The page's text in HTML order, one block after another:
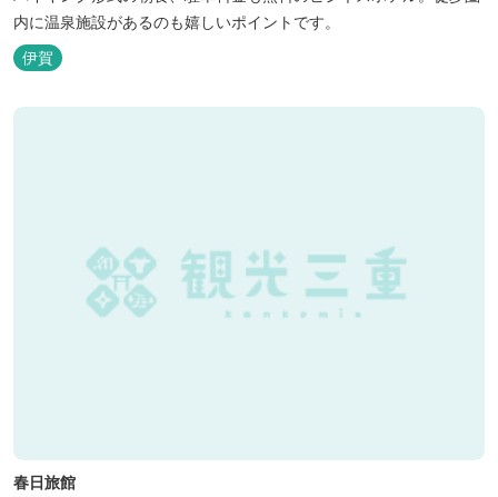
内に温泉施設があるのも嬉しいポイントです。
伊賀
春日旅館